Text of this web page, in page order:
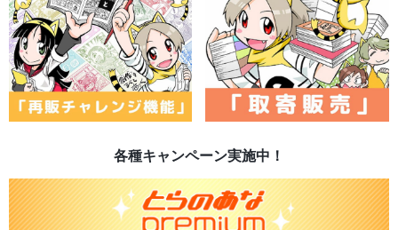
各種キャンペーン実施中！